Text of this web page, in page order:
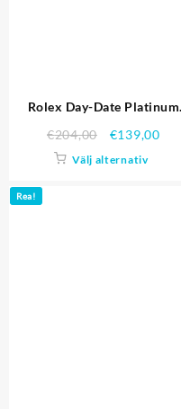
Rolex Day-Date Platinum
€204,00 €139,00
Välj alternativ
Rea!